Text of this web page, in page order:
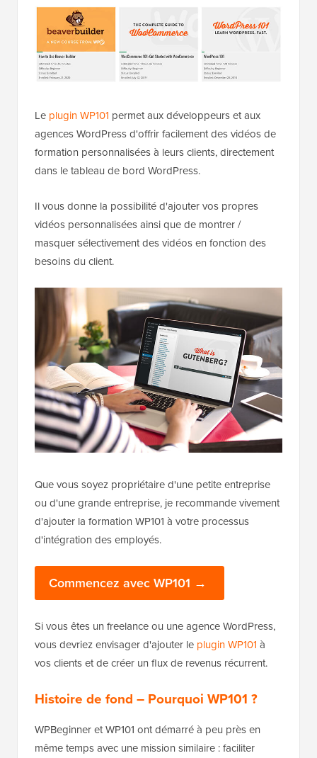
Le plugin WP101 permet aux développeurs et aux
agences WordPress d'offrir facilement des vidéos de
formation personnalisées à leurs clients, directement
dans le tableau de bord WordPress.
Il vous donne la possibilité d'ajouter vos propres
vidéos personnalisées ainsi que de montrer /
masquer sélectivement des vidéos en fonction des
besoins du client.
Que vous soyez propriétaire d'une petite entreprise
ou d'une grande entreprise, je recommande vivement
d'ajouter la formation WP101 à votre processus
d'intégration des employés.
Commencez avec WP101 →
Si vous êtes un freelance ou une agence WordPress,
vous devriez envisager d'ajouter le plugin WP101 à
vos clients et de créer un flux de revenus récurrent.
Histoire de fond – Pourquoi WP101 ?
WPBeginner et WP101 ont démarré à peu près en
même temps avec une mission similaire : faciliter